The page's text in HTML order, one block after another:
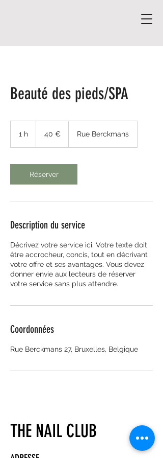
Beauté des pieds/SPA
1 h 40 € Rue Berckmans
Réserver
Description du service
Décrivez votre service ici. Votre texte doit
être accrocheur, concis, tout en décrivant
votre offre et ses avantages. Vous devez
donner envie aux lecteurs de réserver
votre service sans plus attendre.
Coordonnées
Rue Berckmans 27, Bruxelles, Belgique
THE NAIL CLUB